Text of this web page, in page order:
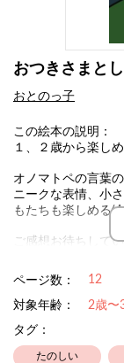
おつきさまと
おとのっ子
この絵本の説明：
１、２歳から楽し
オノマトペの言葉
ニークな表情、小
もたちも楽しめる
ご感想お待ちして
＃お月さま
＃シャボン玉
ページ数： 12
対象年齢：
2歳〜
タグ：
たのしい